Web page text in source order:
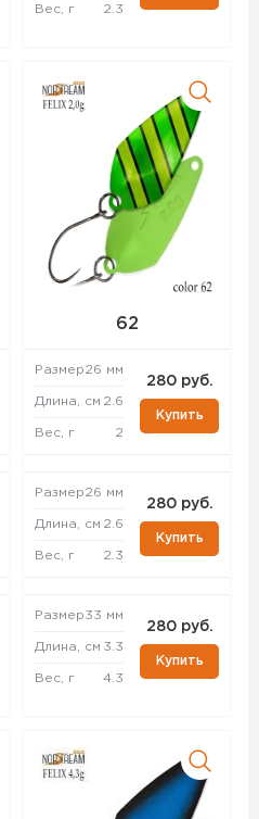
Вес, г 2.3
62
Размер26 мм
Длина, см 2.6
Вес, г 2
280 руб.
Купить
Размер26 мм
Длина, см 2.6
Вес, г 2.3
280 руб.
Купить
Размер33 мм
Длина, см 3.3
Вес, г 4.3
280 руб.
Купить